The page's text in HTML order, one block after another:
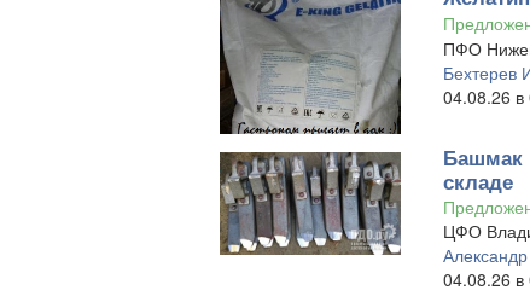
ПФО
Бехтерев
04.08.26 в
Башмак
складе
ЦФО
04.08.26 в